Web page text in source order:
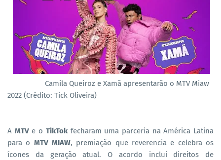
Camila Queiroz e Xamã apresentarão o MTV Miaw
2022 (Crédito: Tick Oliveira)
A MTVe o TikTokfecharam uma parceria na América Latina
para o MTV MIAW, premiação que reverencia e celebra os
ícones da geração atual. O acordo inclui direitos de